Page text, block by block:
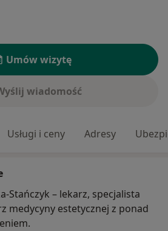
Umów wizytę
wiadomość
Usługi i ceny Adresy
Stańczyk – lekarz, specjalista
medycyny estetycznej z ponad